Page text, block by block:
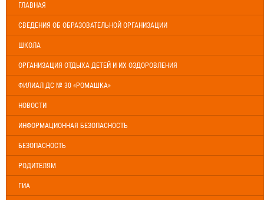
ГЛАВНАЯ
СВЕДЕНИЯ ОБ ОБРАЗОВАТЕЛЬНОЙ ОРГАНИЗАЦИИ
ШКОЛА
ОРГАНИЗАЦИЯ ОТДЫХА ДЕТЕЙ И ИХ ОЗДОРОВЛЕНИЯ
ФИЛИАЛ ДС № 30 «РОМАШКА»
НОВОСТИ
ИНФОРМАЦИОННАЯ БЕЗОПАСНОСТЬ
БЕЗОПАСНОСТЬ
РОДИТЕЛЯМ
ГИА